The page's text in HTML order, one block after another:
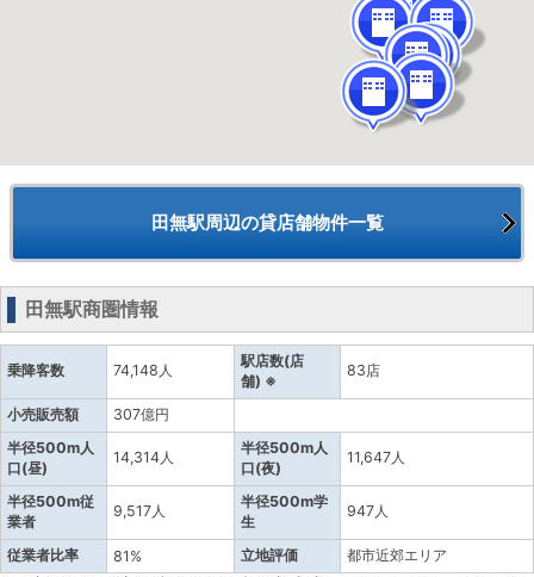
田無駅周辺の貸店舗物件一覧
田無駅商圏情報
乗降客数 74,148人
駅店数(店
舗) ※
83店
小売販売額
307億円
半径500m人
口(昼)
14,314人
半径500m人
口(夜)
11,647人
半径500m従
業者
9,517人
半径500m学
生
947人
従業者比率 81% 立地評価 都市近郊エリア